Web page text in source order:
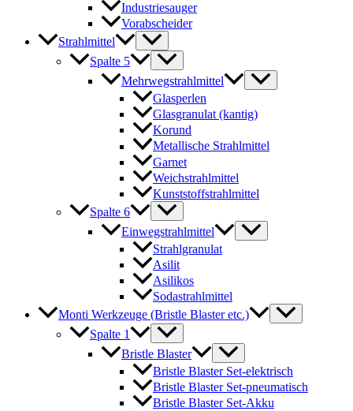
Industriesauger
Vorabscheider
Strahlmittel
Spalte 5
Mehrwegstrahlmittel
Glasperlen
Glasgranulat (kantig)
Korund
Metallische Strahlmittel
Garnet
Weichstrahlmittel
Kunststoffstrahlmittel
Spalte 6
Einwegstrahlmittel
Strahlgranulat
Asilit
Asilikos
Sodastrahlmittel
Monti Werkzeuge (Bristle Blaster etc.)
Spalte 1
Bristle Blaster
Bristle Blaster Set-elektrisch
Bristle Blaster Set-pneumatisch
Bristle Blaster Set-Akku